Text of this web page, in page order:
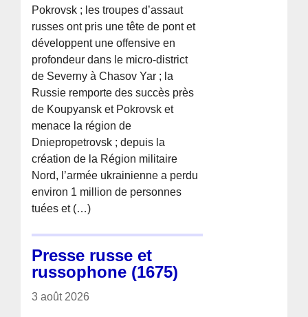
Pokrovsk ; les troupes d’assaut
russes ont pris une tête de pont et
développent une offensive en
profondeur dans le micro-district
de Severny à Chasov Yar ; la
Russie remporte des succès près
de Koupyansk et Pokrovsk et
menace la région de
Dniepropetrovsk ; depuis la
création de la Région militaire
Nord, l’armée ukrainienne a perdu
environ 1 million de personnes
tuées et (…)
Presse russe et
russophone (1675)
3 août 2026